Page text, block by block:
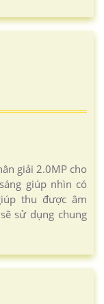
giải 2.0MP cho
giúp nhìn có
thu được âm
sử dụng chung